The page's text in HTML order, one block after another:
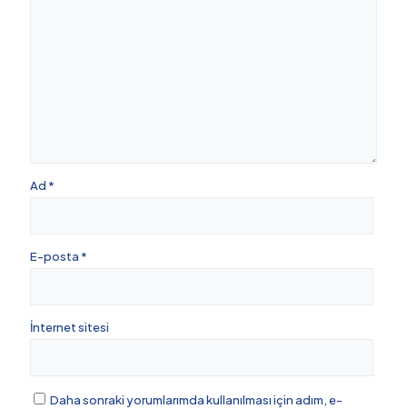
Ad *
E-posta *
İnternet sitesi
Daha sonraki yorumlarımda kullanılması için adım, e-